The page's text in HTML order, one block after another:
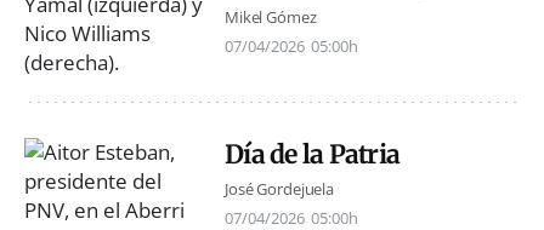
Mikel Gómez
07/04/2026 05:00h
Día de la Patria
José Gordejuela
07/04/2026 05:00h